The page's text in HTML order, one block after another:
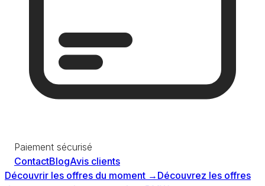
Paiement sécurisé
ContactBlogAvis clients
Découvrir les offres du moment → Découvrez les offres